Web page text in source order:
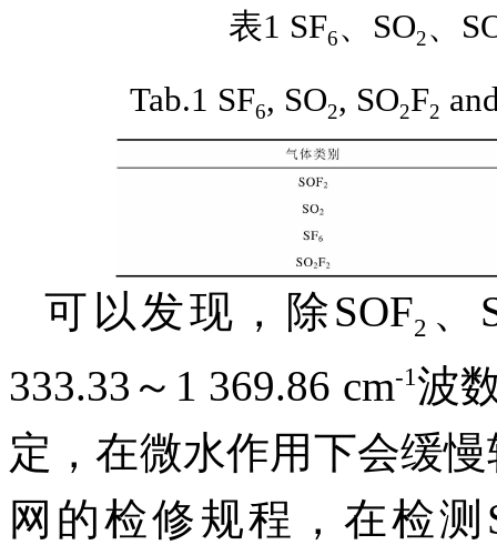
表1 SF6、SO2、
Tab.1 SF6, SO2, SO2F2
可以发现，除SOF2 、
333.33～1 369.86 cm-1波
定，在微水作用下会缓慢
网的检修规程，在检测